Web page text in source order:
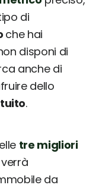
di
che hai
disponi di
anche di
dello
.
tre migliori
verrà
da